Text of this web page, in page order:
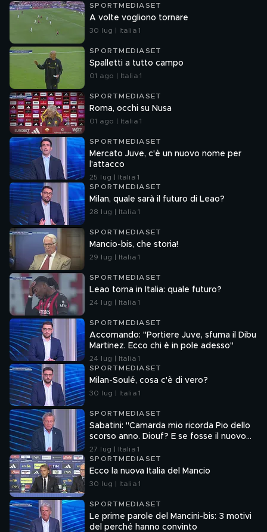
SPORTMEDIASET
A volte vogliono tornare
30 lug | Italia 1
SPORTMEDIASET
Spalletti a tutto campo
01 ago | Italia 1
SPORTMEDIASET
Roma, occhi su Nusa
01 ago | Italia 1
SPORTMEDIASET
Mercato Juve, c'è un nuovo nome per
l'attacco
25 lug | Italia 1
SPORTMEDIASET
Milan, quale sarà il futuro di Leao?
28 lug | Italia 1
SPORTMEDIASET
Mancio-bis, che storia!
29 lug | Italia 1
SPORTMEDIASET
Leao torna in Italia: quale futuro?
24 lug | Italia 1
SPORTMEDIASET
Accomando: "Portiere Juve, sfuma il Dibu
Martinez. Ecco chi è in pole adesso"
24 lug | Italia 1
SPORTMEDIASET
Milan-Soulé, cosa c'è di vero?
30 lug | Italia 1
SPORTMEDIASET
Sabatini: "Camarda mio ricorda Pio dello
scorso anno. Diouf? E se fosse il nuovo
Dumfries?"
27 lug | Italia 1
SPORTMEDIASET
Ecco la nuova Italia del Mancio
30 lug | Italia 1
SPORTMEDIASET
Le prime parole del Mancini-bis: 3 motivi
del perché hanno convinto